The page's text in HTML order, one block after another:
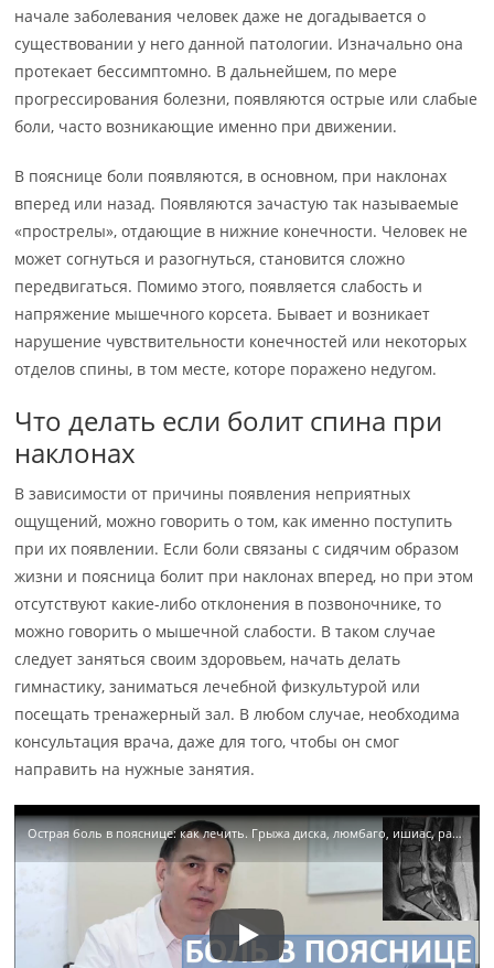
начале заболевания человек даже не догадывается о
существовании у него данной патологии. Изначально она
протекает бессимптомно. В дальнейшем, по мере
прогрессирования болезни, появляются острые или слабые
боли, часто возникающие именно при движении.
В пояснице боли появляются, в основном, при наклонах
вперед или назад. Появляются зачастую так называемые
«прострелы», отдающие в нижние конечности. Человек не
может согнуться и разогнуться, становится сложно
передвигаться. Помимо этого, появляется слабость и
напряжение мышечного корсета. Бывает и возникает
нарушение чувствительности конечностей или некоторых
отделов спины, в том месте, которе поражено недугом.
Что делать если болит спина при
наклонах
В зависимости от причины появления неприятных
ощущений, можно говорить о том, как именно поступить
при их появлении. Если боли связаны с сидячим образом
жизни и поясница болит при наклонах вперед, но при этом
отсутствуют какие-либо отклонения в позвоночнике, то
можно говорить о мышечной слабости. В таком случае
следует заняться своим здоровьем, начать делать
гимнастику, заниматься лечебной физкультурой или
посещать тренажерный зал. В любом случае, необходима
консультация врача, даже для того, чтобы он смог
направить на нужные занятия.
Острая боль в пояснице: как лечить. Грыжа диска, люмбаго, ишиас, радикулит.